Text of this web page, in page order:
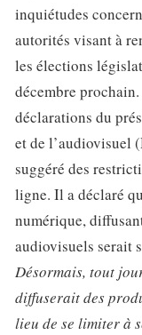
inquiétudes
autorités visant à
les élections
décembre
déclarations du
et de l’audiovisuel
suggéré des
ligne. Il a déclaré
numérique,
audiovisuels serait
Désormais, tout
diffuserait des
lieu de se limiter à